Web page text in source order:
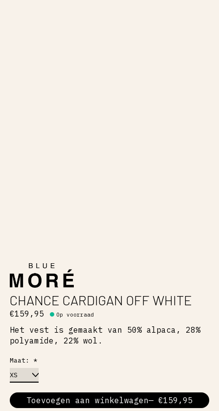
CHANCE CARDIGAN OFF WHITE
€159,95 Op voorraad
Het vest is gemaakt van 50% alpaca, 28%
polyamide, 22% wol.
Maat: *
Toevoegen aan winkelwagen
— €159,95